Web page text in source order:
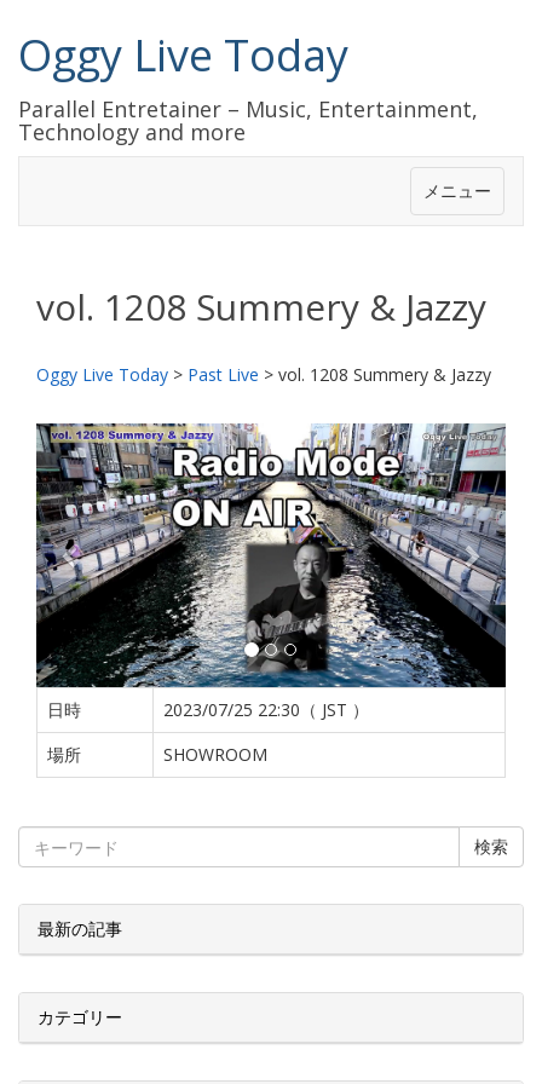
Oggy Live Today
Parallel Entretainer – Music, Entertainment,
Technology and more
メニュー
vol. 1208 Summery & Jazzy
Oggy Live Today > Past Live > vol. 1208 Summery & Jazzy
前
へ
次
へ
日時
2023/07/25 22:30（ JST ）
場所
SHOWROOM
検索
最新の記事
カテゴリー